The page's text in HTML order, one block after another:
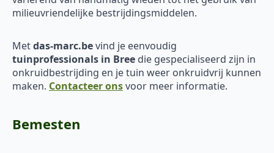
milieuvriendelijke bestrijdingsmiddelen.
Metdas-marc.bevind je eenvoudig
tuinprofessionals in Bree die gespecialiseerd zijn in
onkruidbestrijding en je tuin weer onkruidvrij kunnen
maken. Contacteer onsvoor meer informatie.
Bemesten